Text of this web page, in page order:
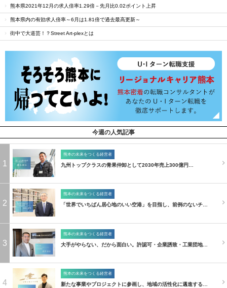
熊本県2021年12月の求人倍率1.29倍－先月比0.02ポイント上昇
熊本県内の有効求人倍率～6月は1.81倍で過去最高更新～
街中で大道芸！？Street Art-plexとは
今週の人気記事
1
熊本の未来をつくる経営者
九州トップクラスの青果仲卸として2030年売上300億円…
2
熊本の未来をつくる経営者
「世界でいちばん居心地のいい空港」を目指し、前例のないチ…
3
熊本の未来をつくる経営者
大手がやらない、だから面白い。許認可・企業誘致・工業団地…
4
熊本の未来をつくる経営者
新たな事業やプロジェクトに参画し、地域の活性化に邁進する…